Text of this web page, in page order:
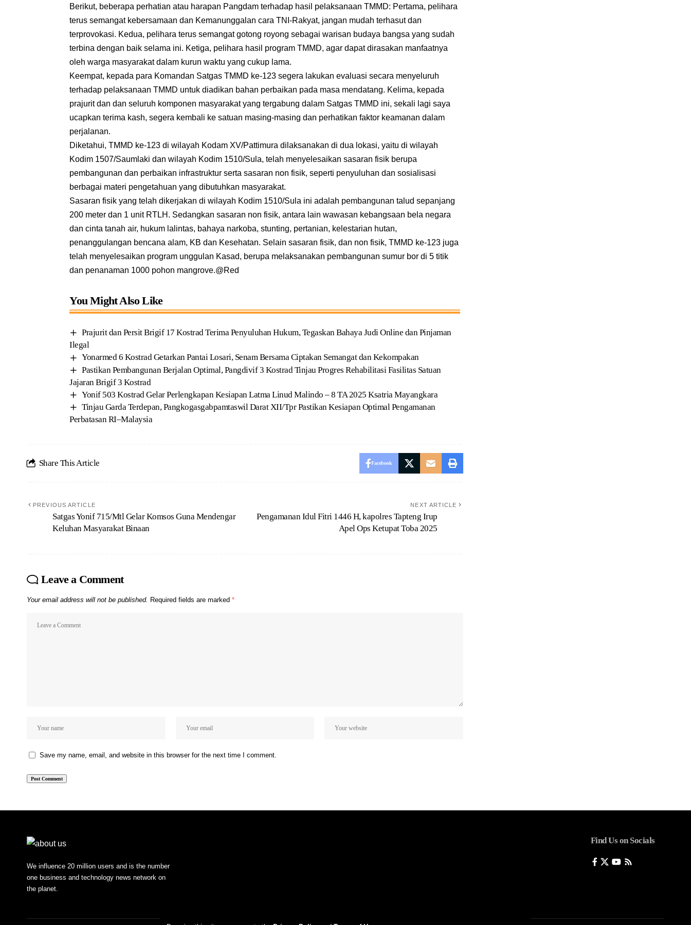
Berikut, beberapa perhatian atau harapan Pangdam terhadap hasil pelaksanaan TMMD: Pertama, pelihara
terus semangat kebersamaan dan Kemanunggalan cara TNI-Rakyat, jangan mudah terhasut dan
terprovokasi. Kedua, pelihara terus semangat gotong royong sebagai warisan budaya bangsa yang sudah
terbina dengan baik selama ini. Ketiga, pelihara hasil program TMMD, agar dapat dirasakan manfaatnya
oleh warga masyarakat dalam kurun waktu yang cukup lama.
Keempat, kepada para Komandan Satgas TMMD ke-123 segera lakukan evaluasi secara menyeluruh
terhadap pelaksanaan TMMD untuk diadikan bahan perbaikan pada masa mendatang. Kelima, kepada
prajurit dan dan seluruh komponen masyarakat yang tergabung dalam Satgas TMMD ini, sekali lagi saya
ucapkan terima kash, segera kembali ke satuan masing-masing dan perhatikan faktor keamanan dalam
perjalanan.
Diketahui, TMMD ke-123 di wilayah Kodam XV/Pattimura dilaksanakan di dua lokasi, yaitu di wilayah
Kodim 1507/Saumlaki dan wilayah Kodim 1510/Sula, telah menyelesaikan sasaran fisik berupa
pembangunan dan perbaikan infrastruktur serta sasaran non fisik, seperti penyuluhan dan sosialisasi
berbagai materi pengetahuan yang dibutuhkan masyarakat.
Sasaran fisik yang telah dikerjakan di wilayah Kodim 1510/Sula ini adalah pembangunan talud sepanjang
200 meter dan 1 unit RTLH. Sedangkan sasaran non fisik, antara lain wawasan kebangsaan bela negara
dan cinta tanah air, hukum lalintas, bahaya narkoba, stunting, pertanian, kelestarian hutan,
penanggulangan bencana alam, KB dan Kesehatan. Selain sasaran fisik, dan non fisik, TMMD ke-123 juga
telah menyelesaikan program unggulan Kasad, berupa melaksanakan pembangunan sumur bor di 5 titik
dan penanaman 1000 pohon mangrove.@Red
You Might Also Like
Prajurit dan Persit Brigif 17 Kostrad Terima Penyuluhan Hukum, Tegaskan Bahaya Judi Online dan Pinjaman
Ilegal
Yonarmed 6 Kostrad Getarkan Pantai Losari, Senam Bersama Ciptakan Semangat dan Kekompakan
Pastikan Pembangunan Berjalan Optimal, Pangdivif 3 Kostrad Tinjau Progres Rehabilitasi Fasilitas Satuan
Jajaran Brigif 3 Kostrad
Yonif 503 Kostrad Gelar Perlengkapan Kesiapan Latma Linud Malindo – 8 TA 2025 Ksatria Mayangkara
Tinjau Garda Terdepan, Pangkogasgabpamtaswil Darat XII/Tpr Pastikan Kesiapan Optimal Pengamanan
Perbatasan RI–Malaysia
Share This Article Facebook
PREVIOUS ARTICLE
Satgas Yonif 715/Mtl Gelar Komsos Guna Mendengar
Keluhan Masyarakat Binaan
NEXT ARTICLE
Pengamanan Idul Fitri 1446 H, kapolres Tapteng Irup
Apel Ops Ketupat Toba 2025
Leave a Comment
Your email address will not be published. Required fields are marked *
Save my name, email, and website in this browser for the next time I comment.
We influence 20 million users and is the number
one business and technology news network on
the planet.
Find Us on Socials